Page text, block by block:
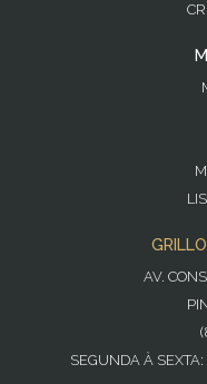
AV.
SEGUNDA À